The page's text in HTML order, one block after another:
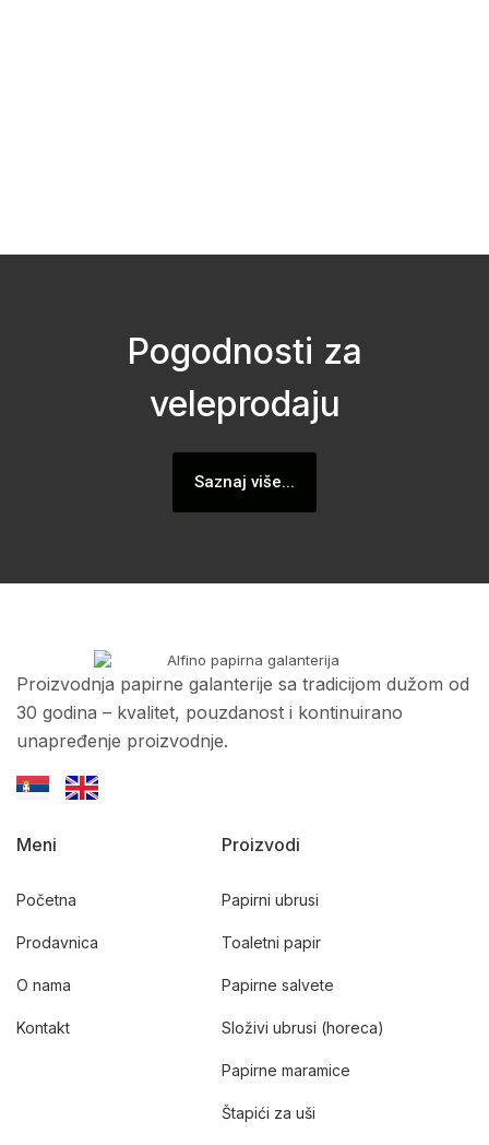
Pogodnosti za
veleprodaju
Saznaj više...
Proizvodnja papirne galanterije sa tradicijom dužom od
30 godina – kvalitet, pouzdanost i kontinuirano
unapređenje proizvodnje.
Meni
Početna
Prodavnica
O nama
Kontakt
Proizvodi
Papirni ubrusi
Toaletni papir
Papirne salvete
Složivi ubrusi (horeca)
Papirne maramice
Štapići za uši